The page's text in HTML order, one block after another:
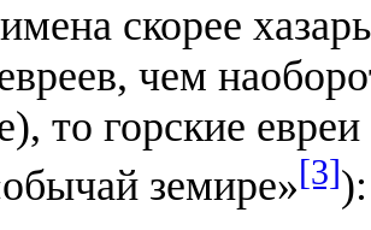
скорее
чем
то горские
земире»[3]):